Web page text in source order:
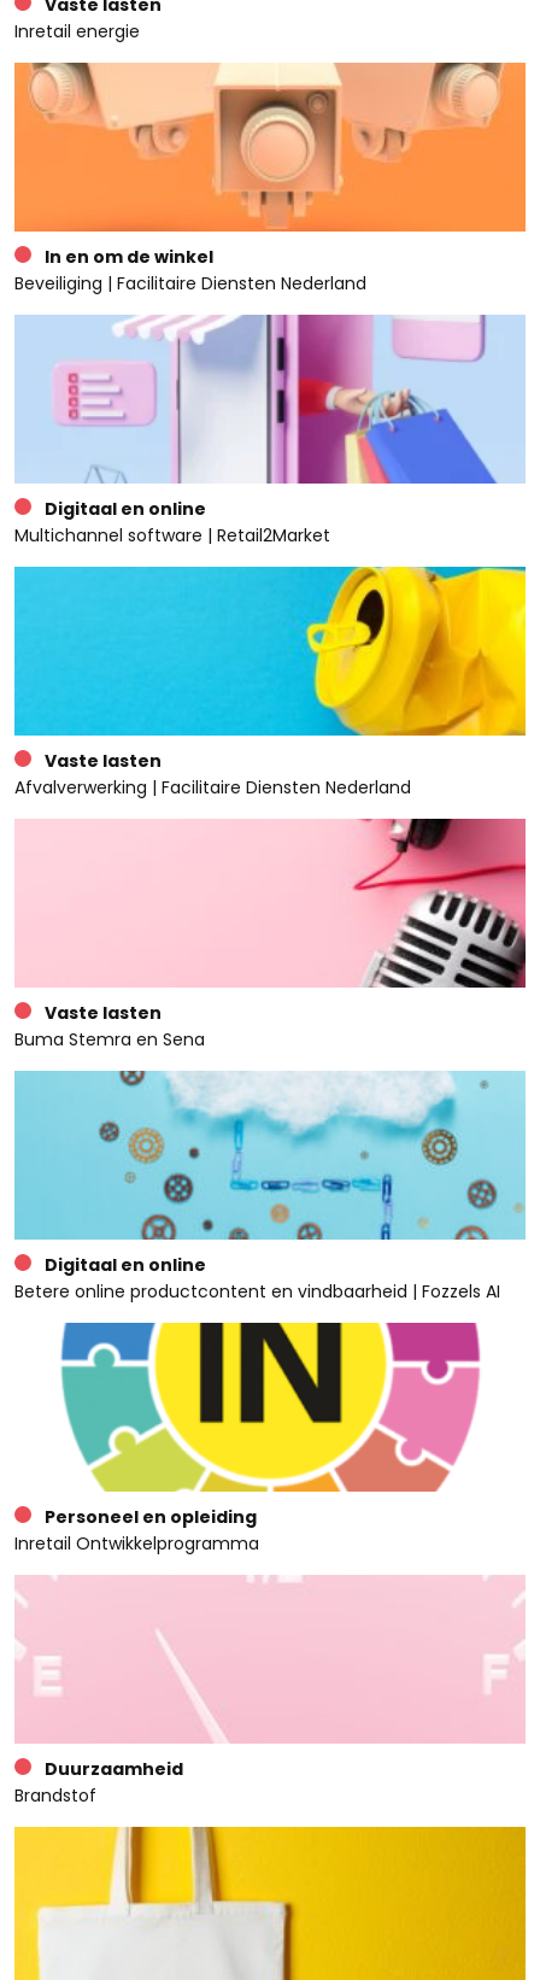
Inretail energie
In en om de winkel
Beveiliging | Facilitaire Diensten Nederland
Digitaal en online
Multichannel software | Retail2Market
Vaste lasten
Afvalverwerking | Facilitaire Diensten Nederland
Vaste lasten
Buma Stemra en Sena
Digitaal en online
Betere online productcontent en vindbaarheid | Fozzels AI
Personeel en opleiding
Inretail Ontwikkelprogramma
Duurzaamheid
Brandstof